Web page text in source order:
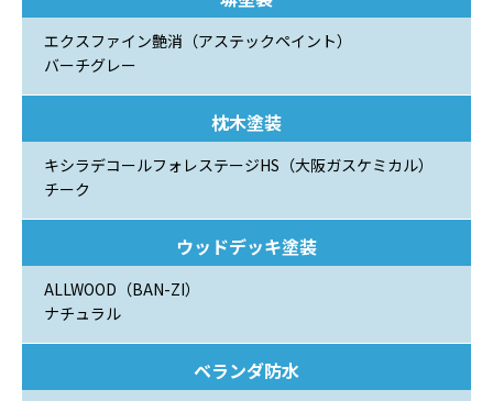
エクスファイン艶消（アステックペイント）
バーチグレー
枕木塗装
キシラデコールフォレステージHS（大阪ガスケミカル）
チーク
ウッドデッキ塗装
ALLWOOD（BAN-ZI）
ナチュラル
ベランダ防水